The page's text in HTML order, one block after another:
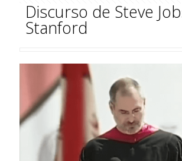
Discurso de Steve
Stanford